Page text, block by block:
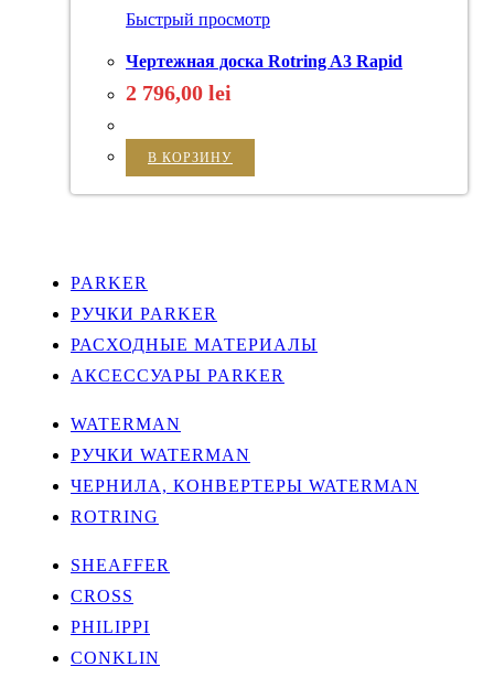
Быстрый просмотр
Чертежная доска Rotring A3 Rapid
2 796,00 lei
В КОРЗИНУ
PARKER
РУЧКИ PARKER
РАСХОДНЫЕ МАТЕРИАЛЫ
АКСЕССУАРЫ PARKER
WATERMAN
РУЧКИ WATERMAN
ЧЕРНИЛА, КОНВЕРТЕРЫ WATERMAN
ROTRING
SHEAFFER
CROSS
PHILIPPI
CONKLIN